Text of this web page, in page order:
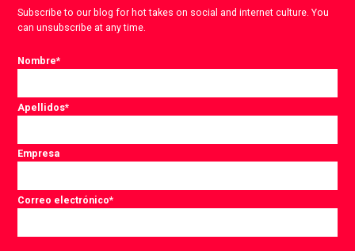
Subscribe to our blog for hot takes on social and internet culture. You
can unsubscribe at any time.
Nombre*
Apellidos*
Empresa
Correo electrónico*